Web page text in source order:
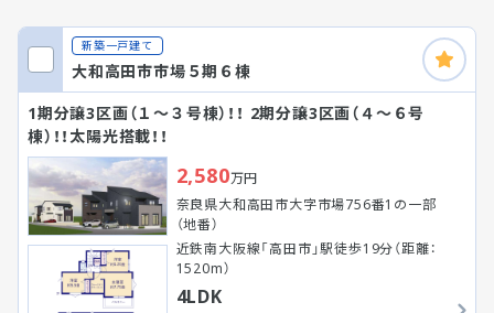
新築一戸建て
大和高田市市場５期６棟
1期分譲3区画（１～３号棟）！！ 2期分譲3区画（４～６号
棟）！！太陽光搭載！！
2,580万円
奈良県大和高田市大字市場756番1の一部
（地番）
近鉄南大阪線「高田市」駅徒歩19分（距離：
1520m）
4LDK